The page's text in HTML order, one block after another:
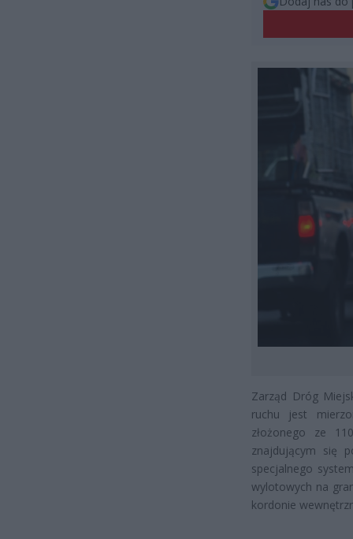
Zarząd Dróg
ruchu jest
złożonego ze
znajdującym się
specjalnego
wylotowych na
kordonie